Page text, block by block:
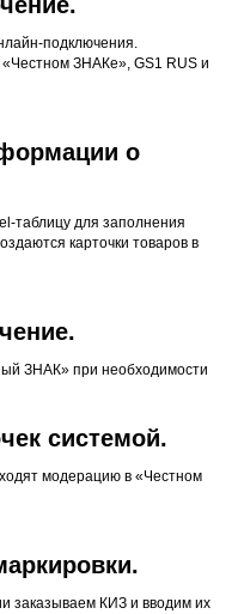
подключения.
ЗНАКе», GS1 RUS и
о
таблицу для заполнения
карточки товаров в
ЗНАК» при необходимости
системой.
модерацию в «Честном
заказываем КИЗ и вводим их